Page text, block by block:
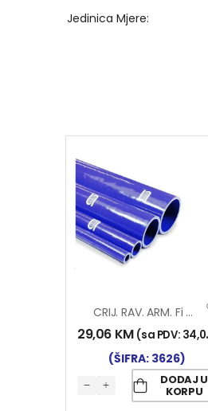
Jedinica Mjere
CRIJ. RAV. ARM. Fi 45×1000 SILIKON
29,06 KM (sa PDV: 34,00
(ŠIFRA: 3626)
DODAJ U
KORPU